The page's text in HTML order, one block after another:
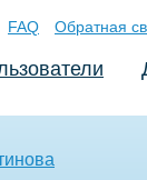
FAQ Обратная